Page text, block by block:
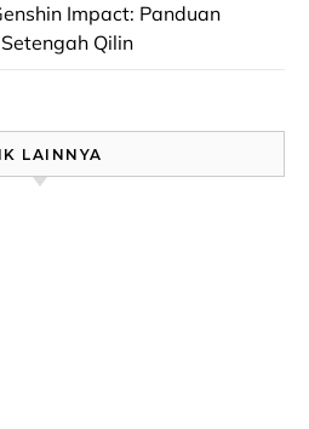
Impact: Panduan
Qilin
LAINNYA